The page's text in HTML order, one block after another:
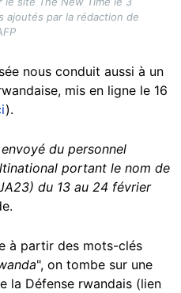
ajoutés par la rédaction de
nous conduit aussi à un
mis en ligne le 16
).
du personnel
portant le nom de
du 13 au 24 février
à partir des mots-clés
", on tombe sur une
la Défense rwandais (lien